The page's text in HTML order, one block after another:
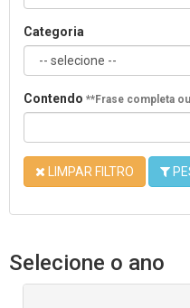
Categoria
Contendo **Frase completa
LIMPAR FILTRO
Selecione o ano